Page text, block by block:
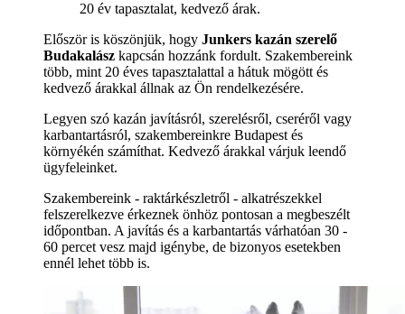
20 év tapasztalat, kedvező árak.
Először is köszönjük, hogy Junkers kazán szerelő
Budakalász kapcsán hozzánk fordult. Szakembereink
több, mint 20 éves tapasztalattal a hátuk mögött és
kedvező árakkal állnak az Ön rendelkezésére.
Legyen szó kazán javításról, szerelésről, cseréről vagy
karbantartásról, szakembereinkre Budapest és
környékén számíthat. Kedvező árakkal várjuk leendő
ügyfeleinket.
Szakembereink - raktárkészletről - alkatrészekkel
felszerelkezve érkeznek önhöz pontosan a megbeszélt
időpontban. A javítás és a karbantartás várhatóan 30 -
60 percet vesz majd igénybe, de bizonyos esetekben
ennél lehet több is.